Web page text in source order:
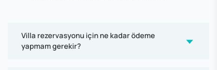
Villa rezervasyonu için ne kadar ödeme
yapmam gerekir?